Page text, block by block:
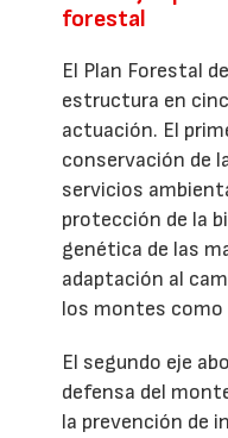
forestal
El Plan Forestal
estructura en
actuación. El
conservación de
servicios
protección de la
genética de las
adaptación al
los montes como
El segundo eje
defensa del
la prevención de